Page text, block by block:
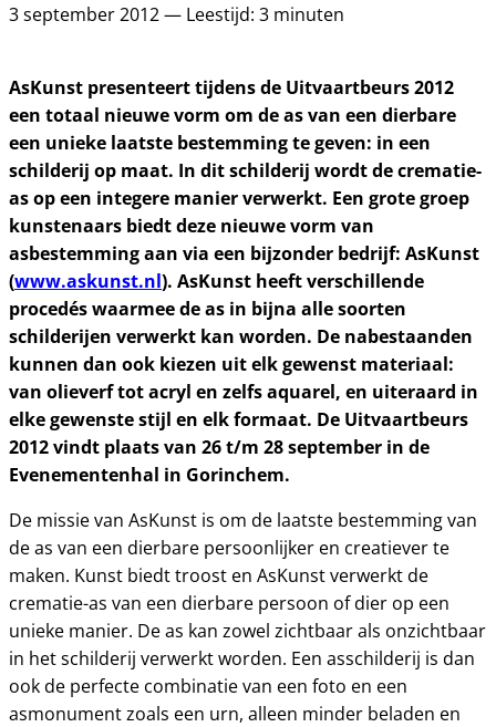
3 september 2012 — Leestijd: 3 minuten
AsKunst presenteert tijdens de Uitvaartbeurs 2012
een totaal nieuwe vorm om de as van een dierbare
een unieke laatste bestemming te geven: in een
schilderij op maat. In dit schilderij wordt de crematie-
as op een integere manier verwerkt. Een grote groep
kunstenaars biedt deze nieuwe vorm van
asbestemming aan via een bijzonder bedrijf: AsKunst
(www.askunst.nl). AsKunst heeft verschillende
procedés waarmee de as in bijna alle soorten
schilderijen verwerkt kan worden. De nabestaanden
kunnen dan ook kiezen uit elk gewenst materiaal:
van olieverf tot acryl en zelfs aquarel, en uiteraard in
elke gewenste stijl en elk formaat. De Uitvaartbeurs
2012 vindt plaats van 26 t/m 28 september in de
Evenementenhal in Gorinchem.
De missie van AsKunst is om de laatste bestemming van
de as van een dierbare persoonlijker en creatiever te
maken. Kunst biedt troost en AsKunst verwerkt de
crematie-as van een dierbare persoon of dier op een
unieke manier. De as kan zowel zichtbaar als onzichtbaar
in het schilderij verwerkt worden. Een asschilderij is dan
ook de perfecte combinatie van een foto en een
asmonument zoals een urn, alleen minder beladen en